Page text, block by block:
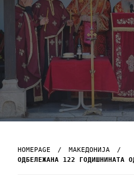
HOMEPAGE
МАКЕДОНИЈА
ОДБЕЛЕЖАНА 122 ГОДИШНИНАТА